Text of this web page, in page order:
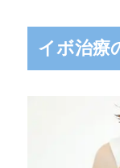
イボ治療